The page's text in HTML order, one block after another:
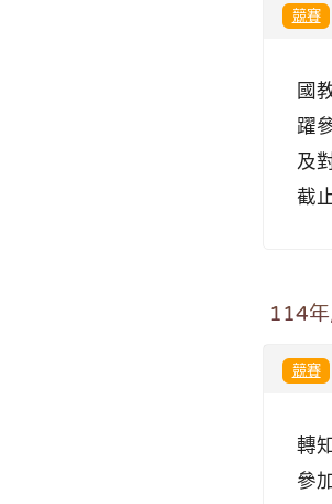
競賽
國
躍
及
截
114
競賽
轉
參